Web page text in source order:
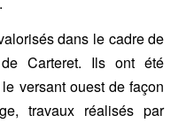
dans le cadre de
Carteret. Ils ont été
versant ouest de façon
travaux réalisés par